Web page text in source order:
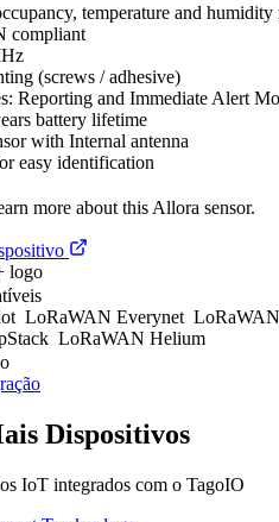
temperature and
compliant
(screws / adhesive)
Reporting and Immediate Alert
battery lifetime
with Internal antenna
easy identification
more about this Allora sensor.
LoRaWAN Everynet
LoRaWAN Helium
Dispositivos
IoT integrados com o TagoIO